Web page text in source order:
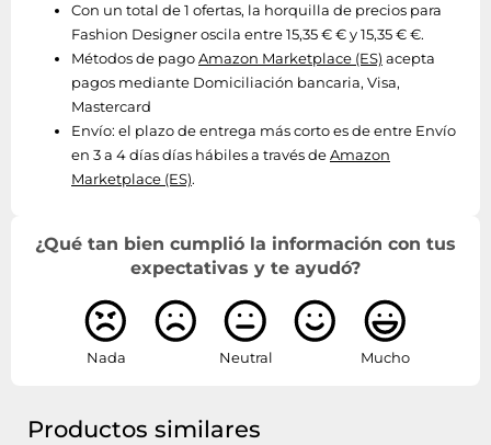
Con un total de 1 ofertas, la horquilla de precios para
Fashion Designer oscila entre 15,35 € € y 15,35 € €.
Métodos de pagoAmazon Marketplace (ES) acepta
pagos mediante Domiciliación bancaria, Visa,
Mastercard
Envío: el plazo de entrega más corto es de entre Envío
en 3 a 4 días días hábiles a través deAmazon
Marketplace (ES).
¿Qué tan bien cumplió la información con tus
expectativas y te ayudó?
Nada Neutral Mucho
Productos similares